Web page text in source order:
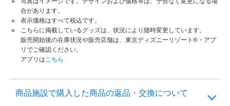
合があります。
表示価格はすべて税込です。
こちらに掲載しているグッズは、状況により随時変更しています。
販売開始後の在庫状況や販売店舗は、東京ディズニーリゾート®・アプ
リでご確認ください。
アプリは こちら
商品施設で購入した商品の返品・交換について